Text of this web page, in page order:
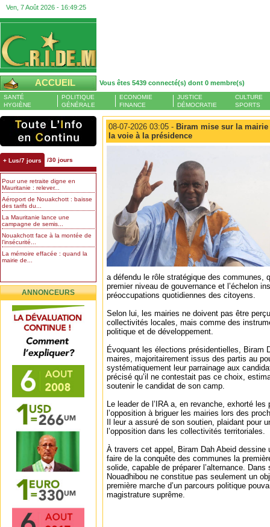
Ven, 7 Août 2026 - 16:49:26
ACCUEIL Vous êtes 5439 connecté(s) dont 0 membre(s)
SANTÉ
HYGIÈNE
POLITIQUE
GÉNÉRALE
ECONOMIE
FINANCE
JUSTICE
DÉMOCRATIE
CULTURE
SPORTS
+ Lus/7 jours /30 jours
Pour une retraite digne en
Mauritanie : relever...
Aéroport de Nouakchott : baisse
des tarifs du...
La Mauritanie lance une
campagne de semis...
Nouakchott face à la montée de
l’insécurité...
La mémoire effacée : quand la
mairie de...
ANNONCEURS
08-07-2026 03:05 - Biram mise sur la
la voie à la présidence
a défendu le rôle stratégique des communes,
premier niveau de gouvernance et l’échelon
préoccupations quotidiennes des citoyens.
Selon lui, les mairies ne doivent pas être
collectivités locales, mais comme des
politique et de développement.
Évoquant les élections présidentielles, Biram
maires, majoritairement issus des partis au
systématiquement leur parrainage aux
précisé qu’il ne contestait pas ce choix,
soutenir le candidat de son camp.
Le leader de l’IRA a, en revanche, exhorté
l’opposition à briguer les mairies lors des
Il leur a assuré de son soutien, plaidant pour
l’opposition dans les collectivités territoriales.
À travers cet appel, Biram Dah Abeid dessine
faire de la conquête des communes la
solide, capable de préparer l’alternance.
Nouadhibou ne constitue pas seulement un
première marche d’un parcours politique
magistrature suprême.